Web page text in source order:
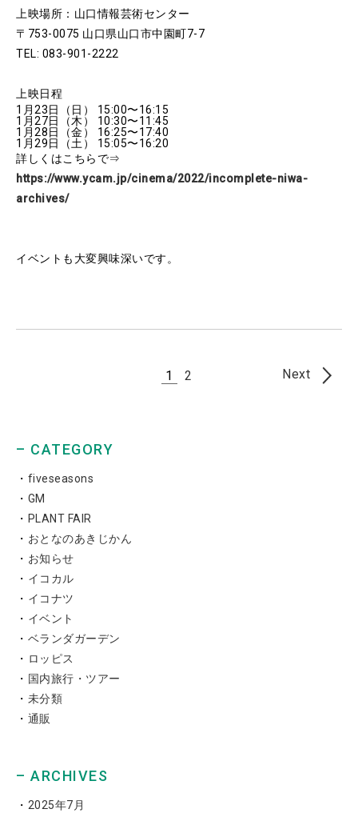
上映場所：山口情報芸術センター
〒753-0075 山口県山口市中園町7-7
TEL: 083-901-2222
上映日程
1月23日（日） 15:00〜16:15
1月27日（木） 10:30〜11:45
1月28日（金） 16:25〜17:40
1月29日（土） 15:05〜16:20
詳しくはこちらで⇒
https://www.ycam.jp/cinema/2022/incomplete-niwa-
archives/
イベントも大変興味深いです。
1 2 Next
– CATEGORY
fiveseasons
GM
PLANT FAIR
おとなのあきじかん
お知らせ
イコカル
イコナツ
イベント
ベランダガーデン
ロッピス
国内旅行・ツアー
未分類
通販
– ARCHIVES
2025年7月